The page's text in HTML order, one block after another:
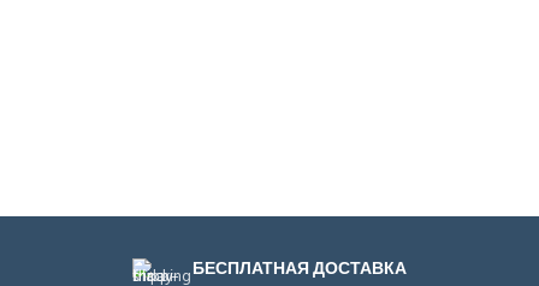
БЕСПЛАТНАЯ ДОСТАВКА